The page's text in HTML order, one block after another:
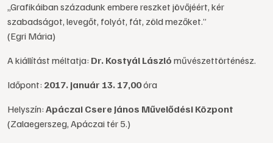
„Grafikáiban századunk embere reszket jövőjéért, kér
szabadságot, levegőt, folyót, fát, zöld mezőket.”
(Egri Mária)
A kiállítást méltatja: Dr. Kostyál László művészettörténész.
Időpont: 2017. január 13. 17,00óra
Helyszín: Apáczai Csere János Művelődési Központ
(Zalaegerszeg, Apáczai tér 5.)